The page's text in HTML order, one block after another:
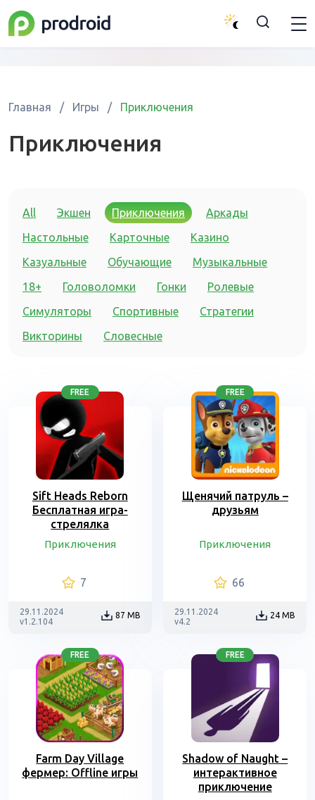
Главная / Игры / Приключения
Приключения
All Экшен Приключения
Аркады
Настольные
Карточные
Казино
Казуальные
Обучающие
Музыкальные
18+
Головоломки Гонки
Ролевые
Симуляторы
Спортивные
Стратегии
Викторины
Словесные
FREE
Sift Heads Reborn
Бесплатная игра-
стрелялка
Приключения
7
29.11.2024
v1.2.104
87 MB
FREE
Щенячий патруль –
друзьям
Приключения
66
29.11.2024
v4.2
24 MB
FREE
Farm Day Village
фермер: Offline игры
FREE
Shadow of Naught –
интерактивное
приключение